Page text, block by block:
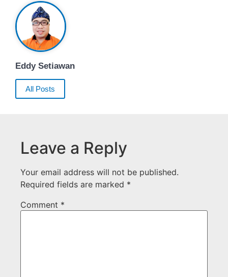
Eddy Setiawan
All Posts
Leave a Reply
Your email address will not be published.
Required fields are marked *
Comment *